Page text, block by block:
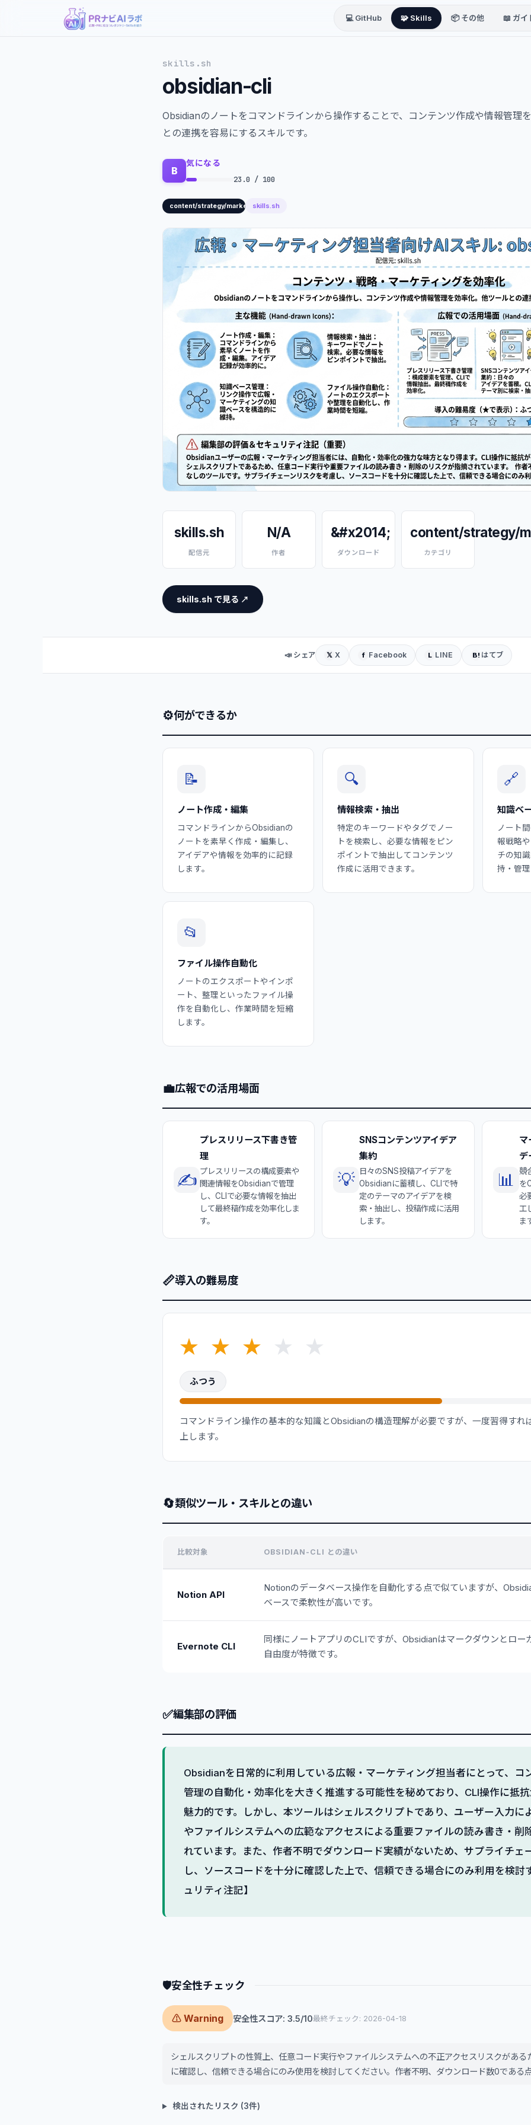
💻 GitHub 🧩 Skills 📦 その他 📖 ガイ
skills.sh
obsidian-cli
Obsidianのノートをコマンドラインから操作することで、コンテンツ作成や情報管理
との連携を容易にするスキルです。
B
気になる
23.0 / 100
content/strategy/marketingskills.sh
skills.sh
配信元
N/A
作者
&#x2014;
ダウンロード
content/strategy/
カテゴリ
skills.sh で見る ↗
📣 シェア 𝕏 X f Facebook L LINE B! はてブ
⚙何ができるか
📝
ノート作成・編集
コマンドラインからObsidianの
ノートを素早く作成・編集し、
アイデアや情報を効率的に記録
します。
🔍
情報検索・抽出
特定のキーワードやタグでノー
トを検索し、必要な情報をピン
ポイントで抽出してコンテンツ
作成に活用できます。
🔗
知識ベ
ノート
報戦略
チの知
持・管理
📂
ファイル操作自動化
ノートのエクスポートやインポ
ート、整理といったファイル操
作を自動化し、作業時間を短縮
します。
💼広報での活用場面
✍️
プレスリリース下書き管
理
プレスリリースの構成要素や
関連情報をObsidianで管理
し、CLIで必要な情報を抽出
して最終稿作成を効率化しま
す。
💡
SNSコンテンツアイデア
集約
日々のSNS投稿アイデアを
Obsidianに蓄積し、CLIで特
定のテーマのアイデアを検
索・抽出し、投稿作成に活用
します。
📊
マ
デ
競
を
必
工
ま
📏導入の難易度
★ ★ ★ ★ ★
ふつう
コマンドライン操作の基本的な知識とObsidianの構造理解が必要ですが、一度習得すれ
上します。
🔄類似ツール・スキルとの違い
比較対象 OBSIDIAN-CLI との違い
Notion API
Notionのデータベース操作を自動化する点で似ていますが、
ベースで柔軟性が高いです。
Evernote CLI
同様にノートアプリのCLIですが、Obsidianはマークダウンとロー
自由度が特徴です。
✅編集部の評価
Obsidianを日常的に利用している広報・マーケティング担当者にとって、コ
管理の自動化・効率化を大きく推進する可能性を秘めており、CLI操作に抵
魅力的です。しかし、本ツールはシェルスクリプトであり、ユーザー入力に
やファイルシステムへの広範なアクセスによる重要ファイルの読み書き・削
れています。また、作者不明でダウンロード実績がないため、サプライチェ
し、ソースコードを十分に確認した上で、信頼できる場合にのみ利用を検討
ュリティ注記】
🛡安全性チェック
⚠ Warning 安全性スコア: 3.5/10最終チェック: 2026-04-18
シェルスクリプトの性質上、任意コード実行やファイルシステムへの不正アクセスリスクがある
に確認し、信頼できる場合にのみ使用を検討してください。作者不明、ダウンロード数0である
検出されたリスク (3件)